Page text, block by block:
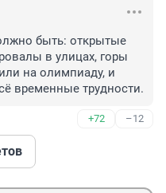
быть: открытые
в улицах, горы
на олимпиаду, и
временные трудности.
+72 –12